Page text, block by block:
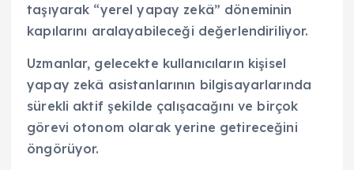
taşıyarak “yerel yapay zekâ” döneminin
kapılarını aralayabileceği değerlendiriliyor.
Uzmanlar, gelecekte kullanıcıların kişisel
yapay zekâ asistanlarının bilgisayarlarında
sürekli aktif şekilde çalışacağını ve birçok
görevi otonom olarak yerine getireceğini
öngörüyor.